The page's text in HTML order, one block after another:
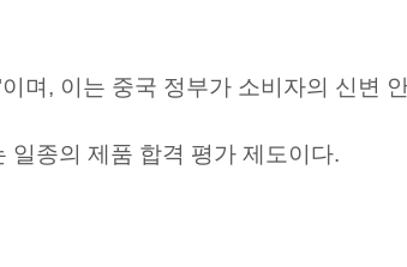
며, 이는 중국 정부가 소비자의 신변
일종의 제품 합격 평가 제도이다.